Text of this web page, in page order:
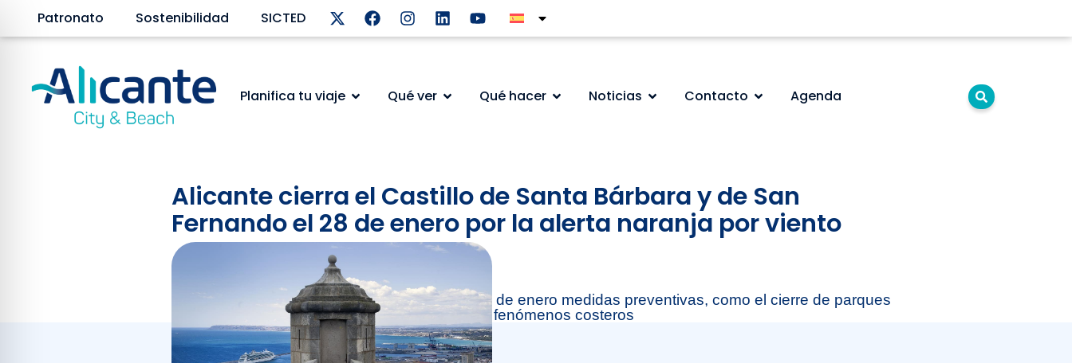
Patronato Sostenibilidad SICTED
Planifica tu viaje Qué ver Qué hacer Noticias Contacto Agenda
Alicante cierra el Castillo de Santa Bárbara y de San
Fernando el 28 de enero por la alerta naranja por viento
El Ayuntamiento activa desde el 27 hasta el 29 de enero medidas preventivas, como el cierre de parques
y jardines, ante el episodio de fuertes rachas y fenómenos costeros